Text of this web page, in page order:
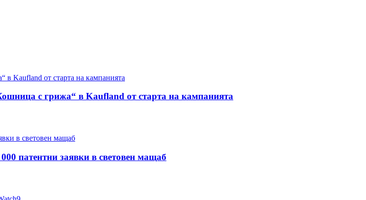
с грижа“ в Kaufland от старта на кампанията
патентни заявки в световен мащаб